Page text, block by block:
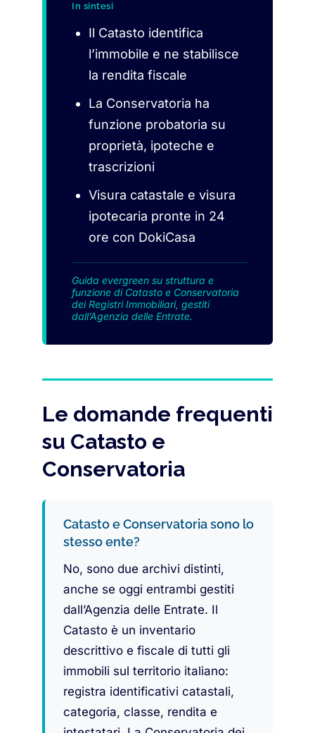
In sintesi
Il Catasto identifica
l’immobile e ne stabilisce
la rendita fiscale
La Conservatoria ha
funzione probatoria su
proprietà, ipoteche e
trascrizioni
Visura catastale e visura
ipotecaria pronte in 24
ore con DokiCasa
Guida evergreen su struttura e
funzione di Catasto e Conservatoria
dei Registri Immobiliari, gestiti
dall’Agenzia delle Entrate.
Le domande frequenti
su Catasto e
Conservatoria
Catasto e Conservatoria sono lo
stesso ente?
No, sono due archivi distinti,
anche se oggi entrambi gestiti
dall’Agenzia delle Entrate. Il
Catasto è un inventario
descrittivo e fiscale di tutti gli
immobili sul territorio italiano:
registra identificativi catastali,
categoria, classe, rendita e